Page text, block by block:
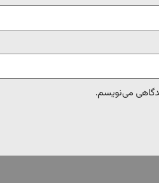
می‌نویسم.